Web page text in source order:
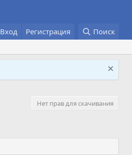
Вход Регистрация Поиск
Нет прав для скачивания